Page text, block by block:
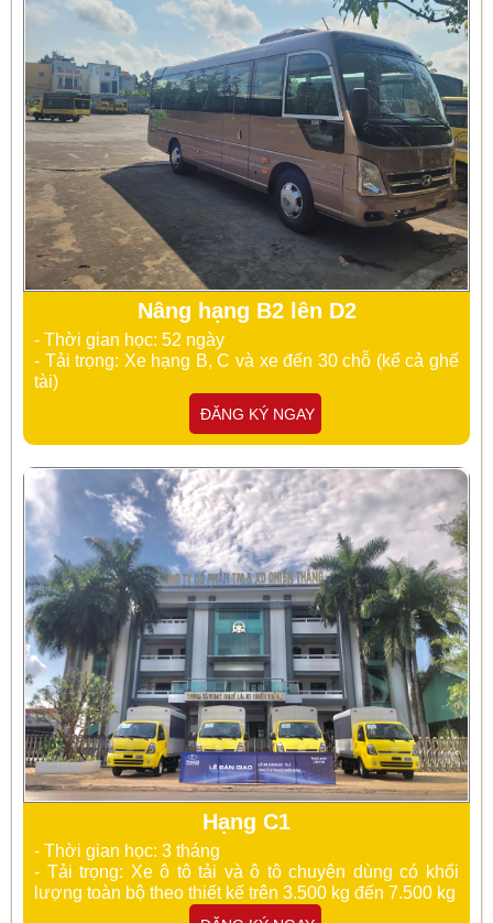
Nâng hạng B2 lên D2
- Thời gian học: 52 ngày
- Tải trọng: Xe hạng B, C và xe đến 30 chỗ (kể cả ghế
tài)
ĐĂNG KÝ NGAY
Hạng C1
- Thời gian học: 3 tháng
- Tải trọng: Xeô tô tải và ô tô chuyên dùng có khối
lượng toàn bộ theo thiết kế trên 3.500 kg đến 7.500 kg